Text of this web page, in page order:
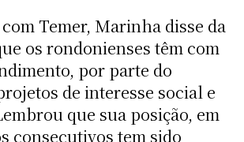
Temer, Marinha disse da
os rondonienses têm com
por parte do
de interesse social e
que sua posição, em
consecutivos tem sido